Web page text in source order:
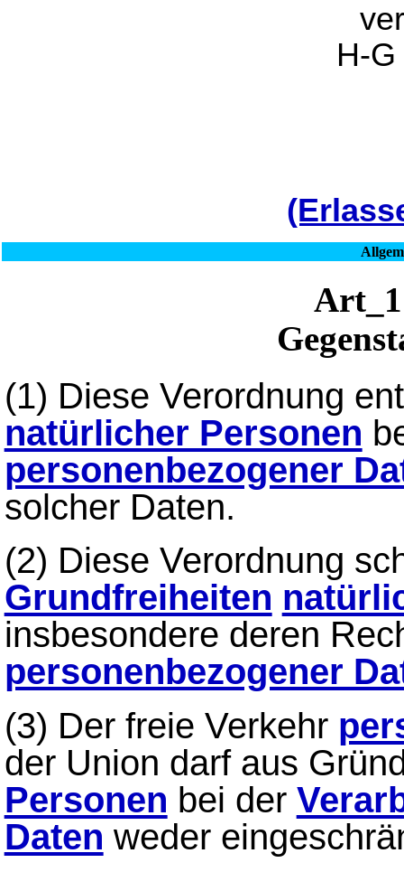
H-
(1) Diese Verordnung
natürlicher Personen
personenbezogener
solcher Daten.
(2) Diese Verordnung
Grundfreiheiten
insbesondere deren
personenbezogener
(3) Der freie Verkehr
der Union darf aus
Personen bei der
Daten weder